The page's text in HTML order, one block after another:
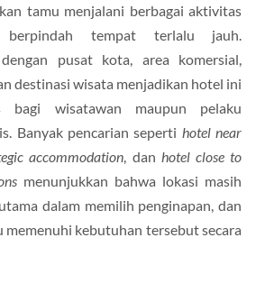
tamu menjalani berbagai aktivitas
tempat terlalu jauh.
pusat kota, area komersial,
destinasi wisata menjadikan hotel ini
bagi wisatawan maupun pelaku
Banyak pencarian seperti hotel near
accommodation , dan hotel close to
menunjukkan bahwa lokasi masih
dalam memilih penginapan, dan
memenuhi kebutuhan tersebut secara